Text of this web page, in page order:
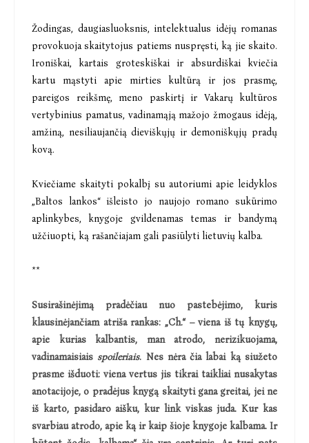
Žodingas, daugiasluoksnis, intelektualus idėjų romanas
provokuoja skaitytojus patiems nuspręsti, ką jie skaito.
Ironiškai, kartais groteskiškai ir absurdiškai kviečia
kartu mąstyti apie mirties kultūrą ir jos prasmę,
pareigos reikšmę, meno paskirtį ir Vakarų kultūros
vertybinius pamatus, vadinamąją mažojo žmogaus idėją,
amžiną, nesiliaujančią dieviškųjų ir demoniškųjų pradų
kovą.
Kviečiame skaityti pokalbį su autoriumi apie leidyklos
„Baltos lankos“ išleisto jo naujojo romano sukūrimo
aplinkybes, knygoje gvildenamas temas ir bandymą
užčiuopti, ką rašančiajam gali pasiūlyti lietuvių kalba.
**
Susirašinėjimą pradėčiau nuo pastebėjimo, kuris
klausinėjančiam atriša rankas: „Ch.“ – viena iš tų knygų,
apie kurias kalbantis, man atrodo, nerizikuojama,
vadinamaisiais spoileriais. Nes nėra čia labai ką siužeto
prasme išduoti: viena vertus jis tikrai taikliai nusakytas
anotacijoje, o pradėjus knygą skaityti gana greitai, jei ne
iš karto, pasidaro aišku, kur link viskas juda. Kur kas
svarbiau atrodo, apie ką ir kaip šioje knygoje kalbama. Ir